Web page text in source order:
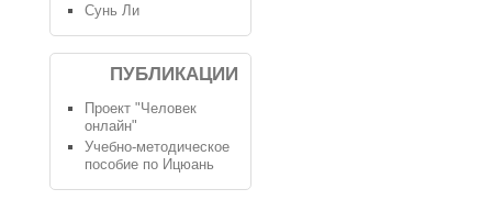
Сунь Ли
ПУБЛИКАЦИИ
Проект "Человек
онлайн"
Учебно-методическое
пособие по Ицюань